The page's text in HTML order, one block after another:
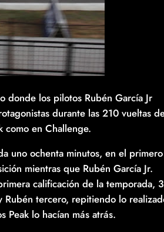
donde los pilotos Rubén García Jr
durante las 210 vueltas
como en Challenge.
uno ochenta minutos, en el primero
mientras que Rubén García Jr.
calificación de la temporada,
Rubén tercero, repitiendo lo
Peak lo hacían más atrás.